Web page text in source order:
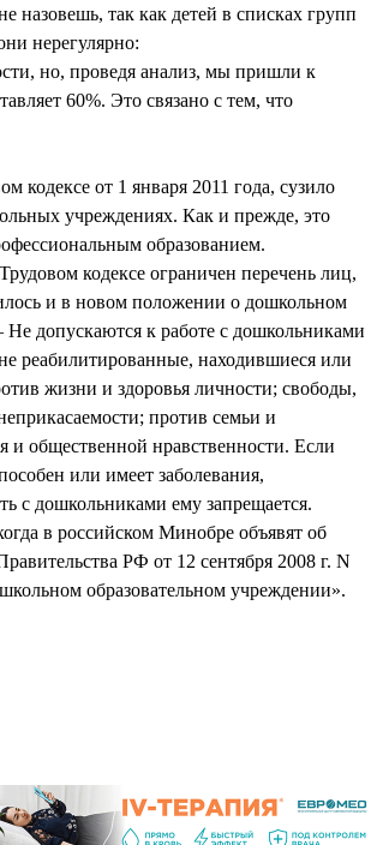
так как детей в списках групп
нерегулярно:
но, проведя анализ, мы пришли к
60%. Это связано с тем, что
кодексе от 1 января 2011 года, сузило
учреждениях. Как и прежде, это
образованием.
кодексе ограничен перечень лиц,
и в новом положении о дошкольном
допускаются к работе с дошкольниками
реабилитированные, находившиеся или
жизни и здоровья личности; свободы,
против семьи и
и общественной нравственности. Если
или имеет заболевания,
с дошкольниками ему запрещается.
в российском Минобре объявят об
РФ от 12 сентября 2008 г. N
образовательном учреждении».